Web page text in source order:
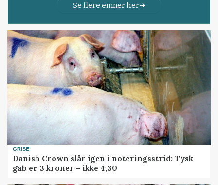
Se flere emner her
GRISE
Danish Crown slår igen i noteringsstrid: Tysk
gab er 3 kroner – ikke 4,30